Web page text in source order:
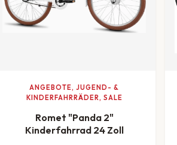
ANGEBOTE, JUGEND- &
KINDERFAHRRÄDER, SALE
Romet "Panda 2"
Kinderfahrrad 24 Zoll